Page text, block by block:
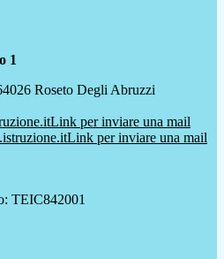
1
Roseto Degli Abruzzi
Link per inviare una mail
Link per inviare una mail
TEIC842001